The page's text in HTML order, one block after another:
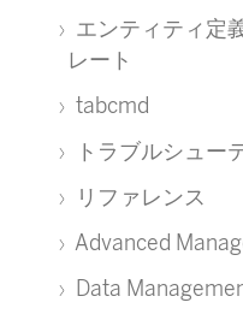
エンティティ定
レート
tabcmd
トラブルシュー
リファレンス
Advanced
Data